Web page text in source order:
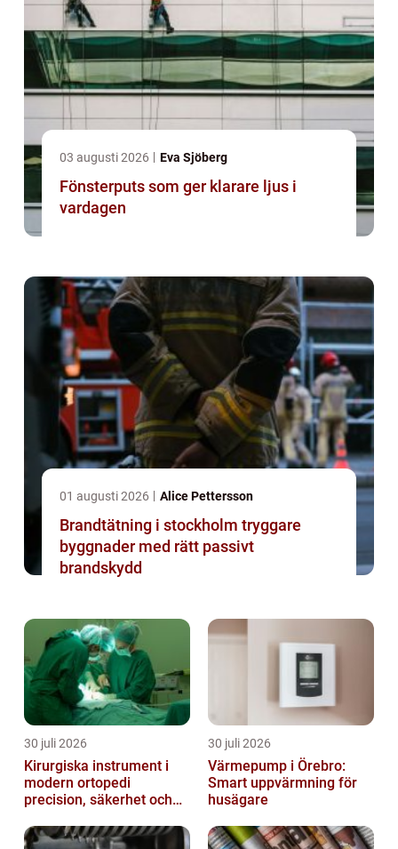
03 augusti 2026 Eva Sjöberg
Fönsterputs som ger klarare ljus i
vardagen
01 augusti 2026 Alice Pettersson
Brandtätning i stockholm tryggare
byggnader med rätt passivt
brandskydd
30 juli 2026
Kirurgiska instrument i
modern ortopedi
precision, säkerhet och
30 juli 2026
Värmepump i Örebro:
Smart uppvärmning för
husägare